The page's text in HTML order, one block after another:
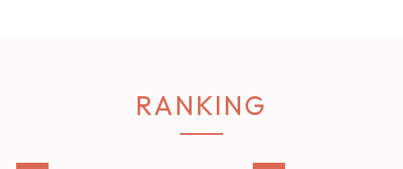
RANKING